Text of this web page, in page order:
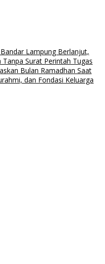
Lampung Berlanjut,
Surat Perintah Tugas
Bulan Ramadhan Saat
dan Fondasi Keluarga